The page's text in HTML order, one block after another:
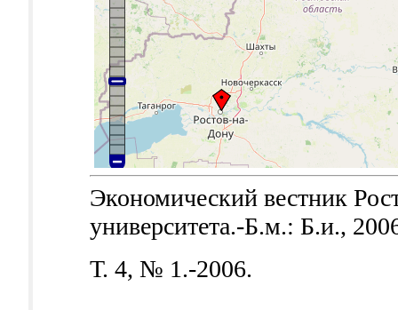
Экономический вестник
университета.-Б.м.: Б.и.,
Т. 4, № 1.-2006.